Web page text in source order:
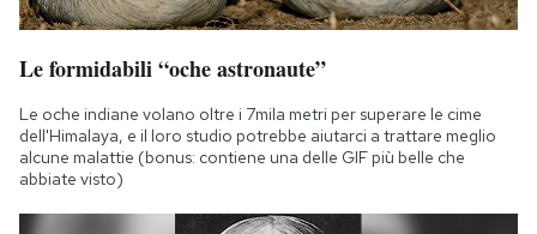
Le formidabili “oche astronaute”
Le oche indiane volano oltre i 7mila metri per superare le cime
dell'Himalaya, e il loro studio potrebbe aiutarci a trattare meglio
alcune malattie (bonus: contiene una delle GIF più belle che
abbiate visto)